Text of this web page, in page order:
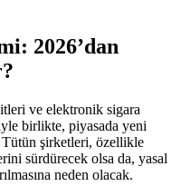
2026’dan
ve elektronik sigara
birlikte, piyasada yeni
şirketleri, özellikle
sürdürecek olsa da, yasal
neden olacak.